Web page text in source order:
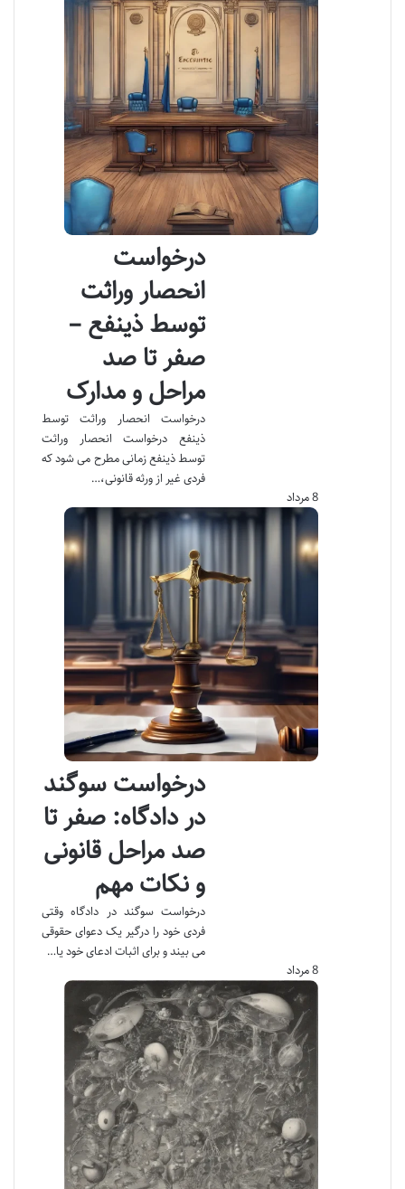
درخواست
انحصار وراثت
توسط ذینفع –
صفر تا صد
مراحل و مدارک
درخواست انحصار وراثت توسط
ذینفع درخواست انحصار وراثت
توسط ذینفع زمانی مطرح می شود که
فردی غیر از ورثه قانونی،…
8 مرداد
درخواست سوگند
در دادگاه: صفر تا
صد مراحل قانونی
و نکات مهم
درخواست سوگند در دادگاه وقتی
فردی خود را درگیر یک دعوای حقوقی
می بیند و برای اثبات ادعای خود یا…
8 مرداد